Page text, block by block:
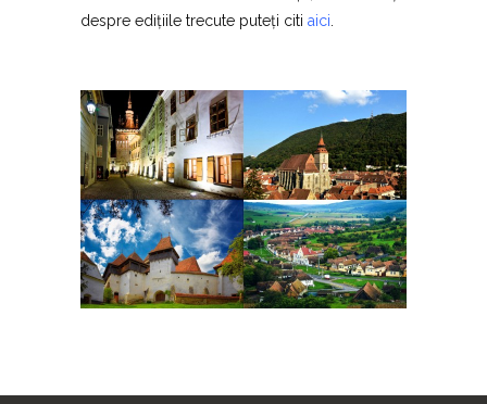
despre edițiile trecute puteți citi aici